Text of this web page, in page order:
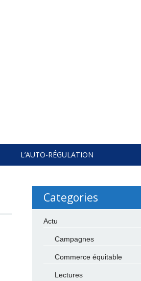
L’AUTO-RÉGULATION
Categories
Actu
Campagnes
Commerce équitable
Lectures